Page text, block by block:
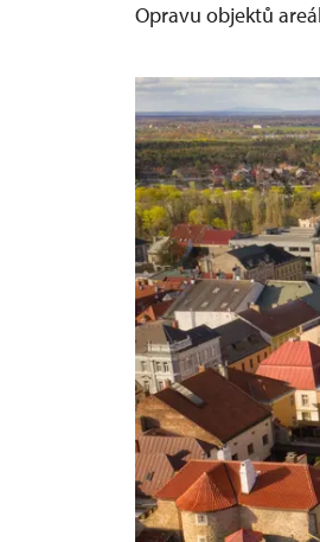
Opravu objektů